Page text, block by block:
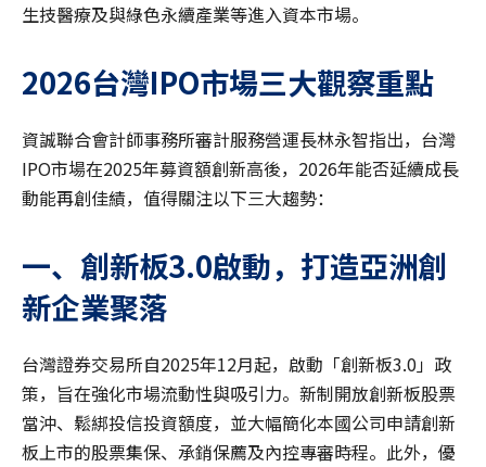
生技醫療及與綠色永續產業等進入資本市場。
2026台灣IPO市場三大觀察重點
資誠聯合會計師事務所審計服務營運長林永智指出，台灣
IPO市場在2025年募資額創新高後，2026年能否延續成長
動能再創佳績，值得關注以下三大趨勢：
一、創新板3.0啟動，打造亞洲創
新企業聚落
台灣證券交易所自2025年12月起，啟動「創新板3.0」政
策，旨在強化市場流動性與吸引力。新制開放創新板股票
當沖、鬆綁投信投資額度，並大幅簡化本國公司申請創新
板上市的股票集保、承銷保薦及內控專審時程。此外，優